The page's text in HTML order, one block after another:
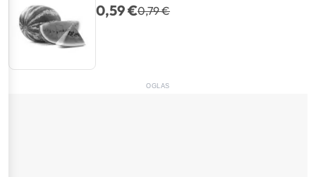
0,59 €0,79 €
OGLAS